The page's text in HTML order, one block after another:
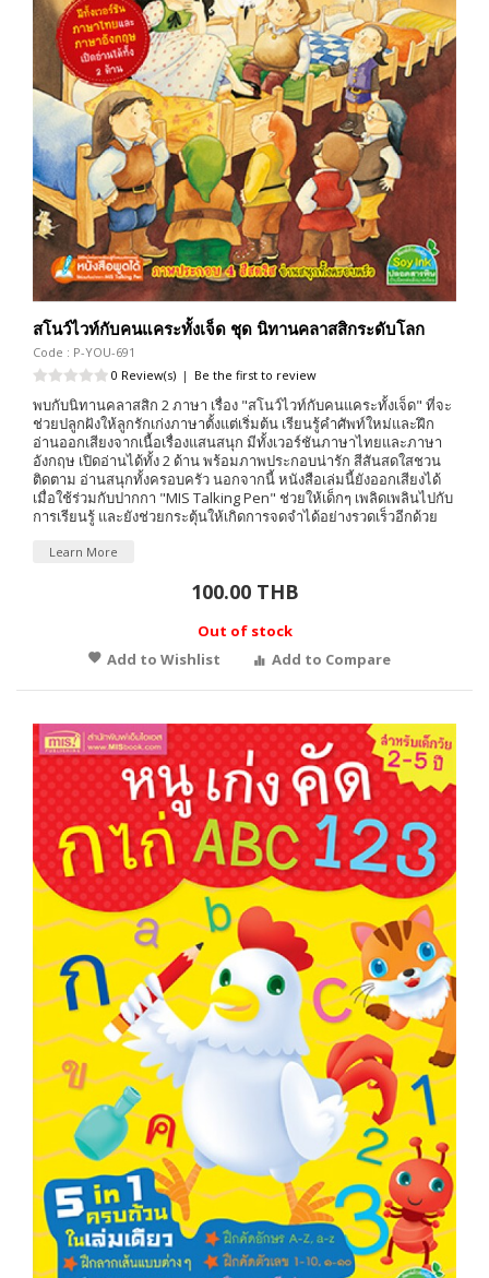
สโนว์ไวท์กับคนแคระทั้งเจ็ด ชุด นิทานคลาสสิกระดับโลก
Code : P-YOU-691
0 Review(s) | Be the first to review
พบกับนิทานคลาสสิก 2 ภาษา เรื่อง "สโนว์ไวท์กับคนแคระทั้งเจ็ด" ที่จะ
ช่วยปลูกฝังให้ลูกรักเก่งภาษาตั้งแต่เริ่มต้น เรียนรู้คำศัพท์ใหม่และฝึก
อ่านออกเสียงจากเนื้อเรื่องแสนสนุก มีทั้งเวอร์ชันภาษาไทยและภาษา
อังกฤษ เปิดอ่านได้ทั้ง 2 ด้าน พร้อมภาพประกอบน่ารัก สีสันสดใสชวน
ติดตาม อ่านสนุกทั้งครอบครัว นอกจากนี้ หนังสือเล่มนี้ยังออกเสียงได้
เมื่อใช้ร่วมกับปากกา "MIS Talking Pen" ช่วยให้เด็กๆ เพลิดเพลินไปกับ
การเรียนรู้ และยังช่วยกระตุ้นให้เกิดการจดจำได้อย่างรวดเร็วอีกด้วย
Learn More
100.00 THB
Out of stock
Add to Wishlist
Add to Compare